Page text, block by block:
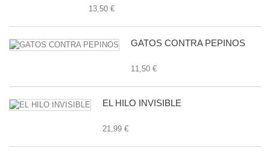
13,50 €
GATOS CONTRA PEPINOS
11,50 €
EL HILO INVISIBLE
21,99 €